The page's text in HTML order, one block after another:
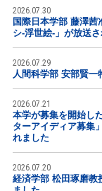
2026.07.30
国際日本学部 藤澤茜
シ-浮世絵-」が放送
2026.07.29
人間科学部 安部賢一
2026.07.21
本学が募集を開始し
ターアイディア募集
れました
2026.07.20
経済学部 松田琢磨教